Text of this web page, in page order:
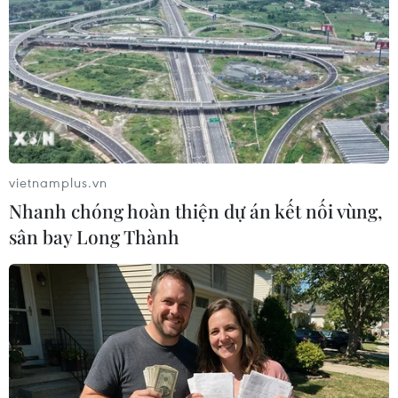
Hàn Quốc công bố kế hoạch tăng chi tiêu
quốc phòng trong 5 năm tới
28/12/2022 03:24
Bộ Quốc phòng Hàn Quốc hy vọng sẽ chi 331,4 nghìn tỷ
107,4 nghìn tỷ won để cải thiện khả năng phòng thủ.
vietnamplus.vn
Nhanh chóng hoàn thiện dự án kết nối vùng,
sân bay Long Thành